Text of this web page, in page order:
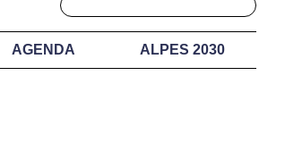
AGENDA ALPES 2030